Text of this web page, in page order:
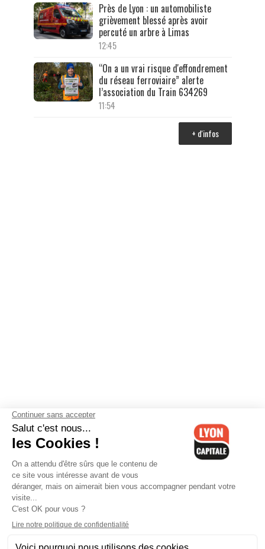
Près de Lyon : un automobiliste
grièvement blessé après avoir
percuté un arbre à Limas
12:45
“On a un vrai risque d'effondrement
du réseau ferroviaire” alerte
l’association du Train 634269
11:54
+ d'infos